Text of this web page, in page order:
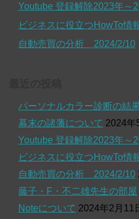
Youtube 登録解除2023年～
ビジネスに役立つHowTo情
自動売買の分析 2024/2/10
パーソナルカラー診断の結
幕末の諸藩について 2024年
Youtube 登録解除2023年～
ビジネスに役立つHowTo情
自動売買の分析 2024/2/10
藤子・F・不二雄先生の部屋
Noteについて 2024年2月11